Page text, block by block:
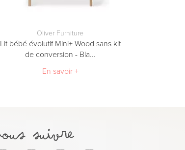
Oliver Furniture
Lit bébé évolutif Mini+ Wood sans kit
de conversion - Bla...
En savoir +